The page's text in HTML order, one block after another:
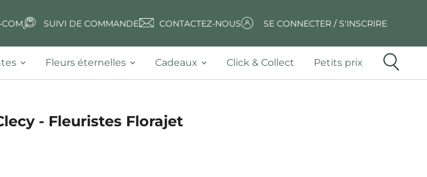
SUIVI DE COMMANDE CONTACTEZ-NOUS SE CONNECTER / S'INSCRIRE
Fleurs éternelles Cadeaux Click & Collect Petits prix
- Fleuristes Florajet